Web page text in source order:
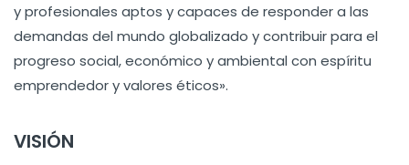
y profesionales aptos y capaces de responder a las
demandas del mundo globalizado y contribuir para el
progreso social, económico y ambiental con espíritu
emprendedor y valores éticos».
VISIÓN